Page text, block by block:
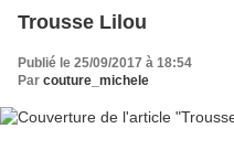
Trousse Lilou
Publié le 25/09/2017 à 18:54
Par couture_michele